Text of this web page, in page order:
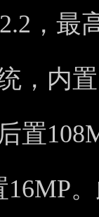
，最
，内
置
16MP